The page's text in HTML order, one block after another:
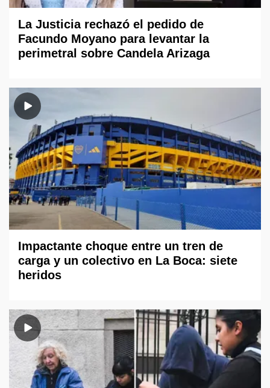
La Justicia rechazó el pedido de
Facundo Moyano para levantar la
perimetral sobre Candela Arizaga
Impactante choque entre un tren de
carga y un colectivo en La Boca: siete
heridos